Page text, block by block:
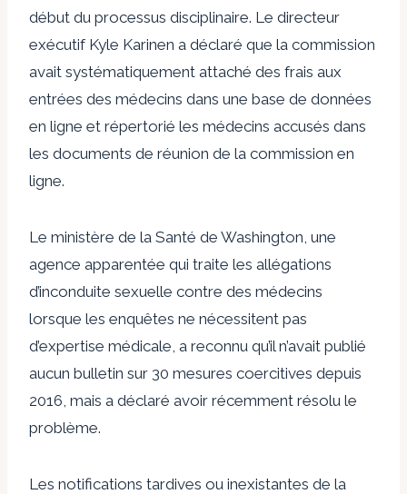
début du processus disciplinaire. Le directeur
exécutif Kyle Karinen a déclaré que la commission
avait systématiquement attaché des frais aux
entrées des médecins dans une base de données
en ligne et répertorié les médecins accusés dans
les documents de réunion de la commission en
ligne.
Le ministère de la Santé de Washington, une
agence apparentée qui traite les allégations
d’inconduite sexuelle contre des médecins
lorsque les enquêtes ne nécessitent pas
d’expertise médicale, a reconnu qu’il n’avait publié
aucun bulletin sur 30 mesures coercitives depuis
2016, mais a déclaré avoir récemment résolu le
problème.
Les notifications tardives ou inexistantes de la